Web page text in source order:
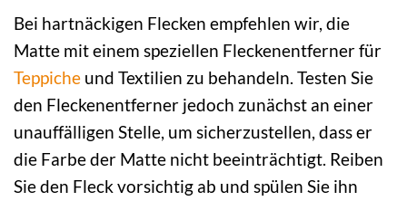
Bei hartnäckigen Flecken empfehlen wir, die
Matte mit einem speziellen Fleckenentferner für
Teppiche und Textilien zu behandeln. Testen Sie
den Fleckenentferner jedoch zunächst an einer
unauffälligen Stelle, um sicherzustellen, dass er
die Farbe der Matte nicht beeinträchtigt. Reiben
Sie den Fleck vorsichtig ab und spülen Sie ihn